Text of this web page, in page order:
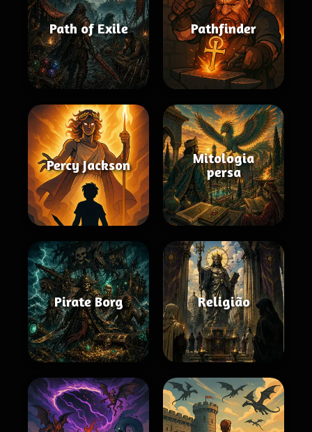
Path of Exile Pathfinder
Percy Jackson
Mitologia
persa
Pirate Borg Religião